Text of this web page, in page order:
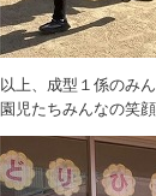
以上、成型１係のみ
園児たちみんなの笑